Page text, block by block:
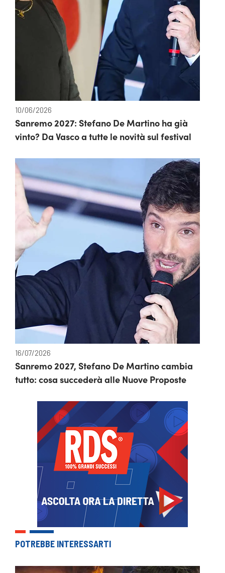
10/06/2026
Sanremo 2027: Stefano De Martino ha già
vinto? Da Vasco a tutte le novità sul festival
16/07/2026
Sanremo 2027, Stefano De Martino cambia
tutto: cosa succederà alle Nuove Proposte
POTREBBE INTERESSARTI